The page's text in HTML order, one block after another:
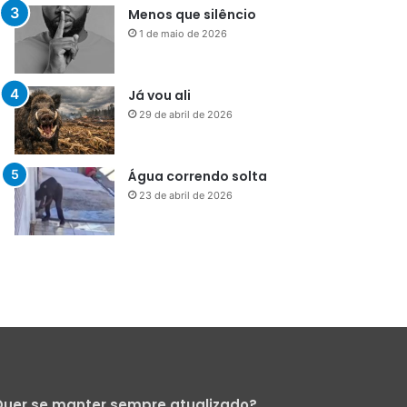
29 de abril de 2026
23 de abril de 2026